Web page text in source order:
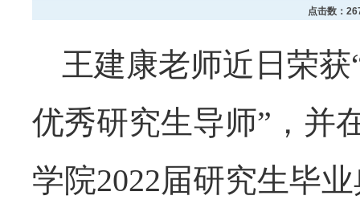
点击数：
王建康老师近日荣
优秀研究生导师”，并
学院2022届研究生毕